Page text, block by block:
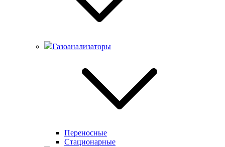
Газоанализаторы
Переносные
Стационарные